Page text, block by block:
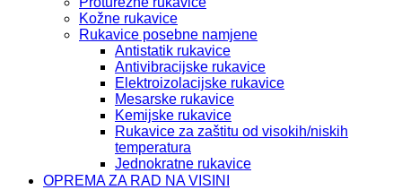
Kožne rukavice
Rukavice posebne namjene
Antistatik rukavice
Antivibracijske rukavice
Elektroizolacijske rukavice
Mesarske rukavice
Kemijske rukavice
Rukavice za zaštitu od visokih/niskih
temperatura
Jednokratne rukavice
OPREMA ZA RAD NA VISINI